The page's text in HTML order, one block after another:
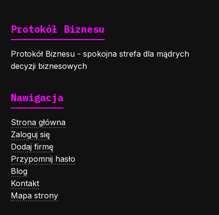
Protokół Biznesu
Protokół Biznesu - spokojna strefa dla mądrych
decyzji biznesowych
Nawigacja
Strona główna
Zaloguj się
Dodaj firmę
Przypomnij hasło
Blog
Kontakt
Mapa strony